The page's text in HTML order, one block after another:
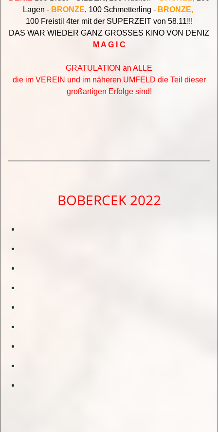
Lagen - BRONZE, 100 Schmetterling - BRONZE,
100 Freistil 4ter mit der SUPERZEIT von 58.11!!!
DAS WAR WIEDER GANZ GROSSES KINO VON DENIZ
M A G I C
GRATULATION an ALLE
die im VEREIN und im näheren UMFELD die Teil dieser
großartigen Erfolge sind!
BOBERCEK 2022